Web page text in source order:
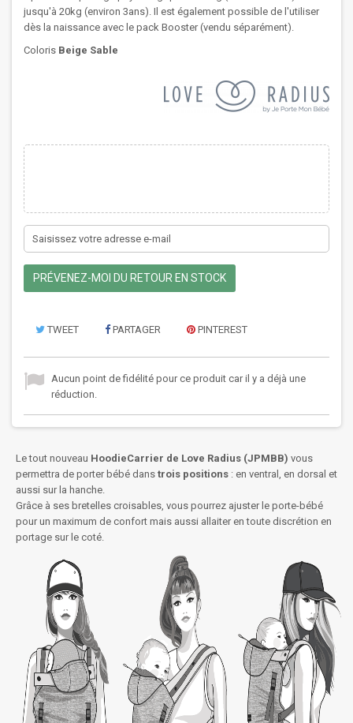
jusqu'à 20kg (environ 3ans). Il est également possible de l'utiliser
dès la naissance avec le pack Booster (vendu séparément).
Coloris Beige Sable
PRÉVENEZ-MOI DU RETOUR EN STOCK
TWEET PARTAGER PINTEREST
Aucun point de fidélité pour ce produit car il y a déjà une
réduction.
Le tout nouveau HoodieCarrier de Love Radius (JPMBB) vous
permettra de porter bébé dans trois positions : en ventral, en dorsal et
aussi sur la hanche.
Grâce à ses bretelles croisables, vous pourrez ajuster le porte-bébé
pour un maximum de confort mais aussi allaiter en toute discrétion en
portage sur le coté.